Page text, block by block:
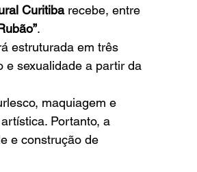
Curitiba recebe, entre
.
estruturada em três
e sexualidade a partir da
maquiagem e
Portanto, a
e construção de